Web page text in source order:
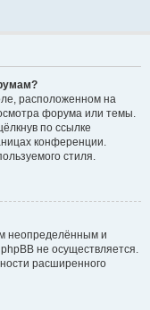
расположенном на
форума или темы.
по ссылке
конференции.
стиля.
неопределённым и
не осуществляется.
расширенного